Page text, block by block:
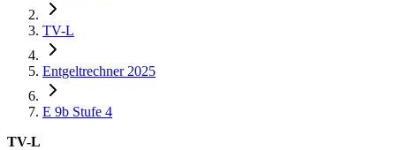
TV-L
Entgeltrechner 2025
E 9b Stufe 4
TV-L